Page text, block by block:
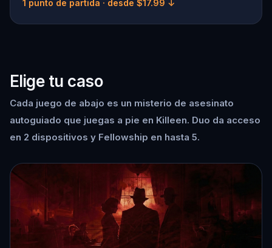
1 punto de partida · desde $17.99 ↓
Elige tu caso
Cada juego de abajo es un misterio de asesinato
autoguiado que juegas a pie en Killeen. Duo da acceso
en 2 dispositivos y Fellowship en hasta 5.